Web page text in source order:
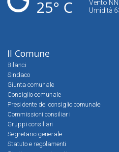
25° C
Vento
Umidità
Il Comune
Bilanci
Sindaco
Giunta comunale
Consiglio comunale
Presidente del consiglio comunale
Commissioni consiliari
Gruppi consiliari
Segretario generale
Statuto e regolamenti